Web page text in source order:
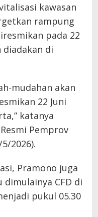
kawasan
rampung
pada 22
diadakan di
mudahan akan
22 Juni
katanya
Pemprov
2026).
Pramono juga
CFD di
pukul 05.30